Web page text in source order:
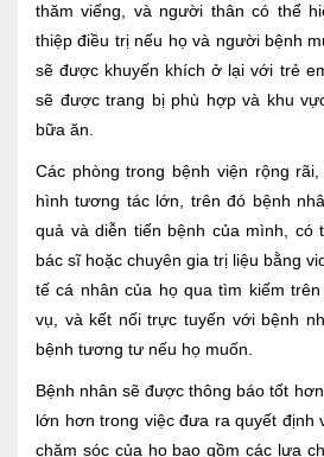
Lấy mẫu xét nghiệm tại nhà
Bảo hiểm Y tế
TUYỂN DỤNG
thăm viếng, và người thân có thể
thiệp điều trị nếu họ và người bệnh
sẽ được khuyến khích ở lại với trẻ
sẽ được trang bị phù hợp và khu
bữa ăn.
Các phòng trong bệnh viện rộng
hình tương tác lớn, trên đó bệnh
quả và diễn tiến bệnh của mình, có
bác sĩ hoặc chuyên gia trị liệu bằng
tế cá nhân của họ qua tìm kiếm
vụ, và kết nối trực tuyến với bệnh
bệnh tương tư nếu họ muốn.
Bệnh nhân sẽ được thông báo tốt
lớn hơn trong việc đưa ra quyết định
chăm sóc của họ bao gồm các lựa